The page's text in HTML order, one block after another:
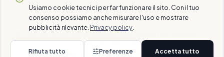
Sichere Zahlungen
DatenschutzCookieAGBDisclaimer
Usiamo cookie tecnici per far funzionare il sito. Con il tuo
consenso possiamo anche misurare l'uso e mostrare
pubblicità rilevante. Privacy policy
Rifiuta tutto Preferenze Accetta tutto